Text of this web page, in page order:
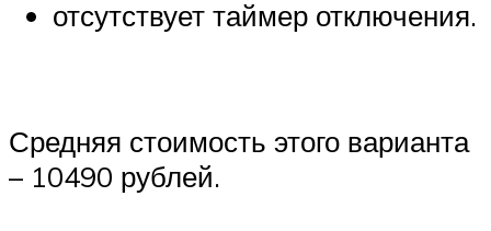
отсутствует таймер отключения.
Средняя стоимость этого варианта
– 10490 рублей.